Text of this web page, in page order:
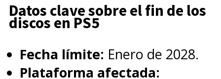
Datos clave sobre el fin de los
discos en PS5
Fecha límite: Enero de 2028.
Plataforma afectada: